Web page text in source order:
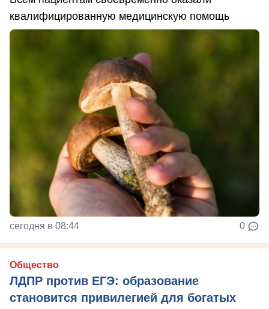
квалифицированную медицинскую помощь
сегодня в 08:44 0
Общество
ЛДПР против ЕГЭ: образование
становится привилегией для богатых